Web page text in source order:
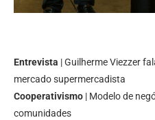
Entrevista | Guilherme Viezzer
mercado supermercadista
Cooperativismo | Modelo de
comunidades